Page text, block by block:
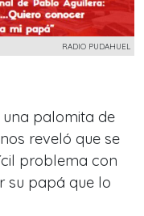
RADIO PUDAHUEL
una palomita de
reveló que se
problema con
su papá que lo